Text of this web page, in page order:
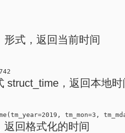
形式，返回当前时间
struct_time，返回本地时
返回格式化的时间